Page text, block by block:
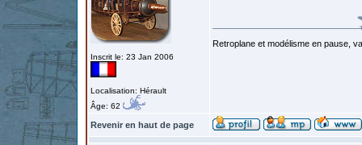
Inscrit le: 23 Jan 2006
Localisation: Hérault
Âge: 62
Retroplane et modélisme en pause,
Revenir en haut de page